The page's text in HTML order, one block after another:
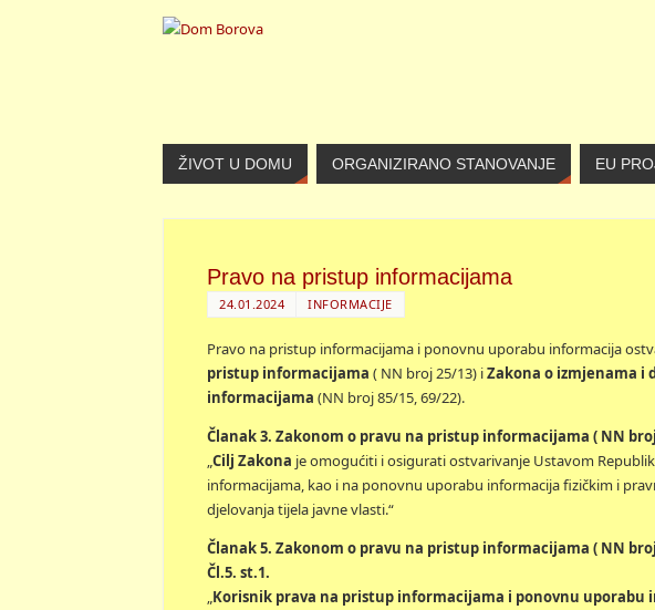
ŽIVOT U DOMU ORGANIZIRANO STANOVANJE EU
Pravo na pristup informacijama
24.01.2024 INFORMACIJE
Pravo na pristup informacijama i ponovnu uporabu informacija
pristup informacijama ( NN broj 25/13) iZakona o izmjenama i
informacijama (NN broj 85/15, 69/22).
Članak 3. Zakonom o pravu na pristup informacijama ( NN broj
„Cilj Zakona je omogućiti i osigurati ostvarivanje Ustavom
informacijama, kao i na ponovnu uporabu informacija fizičkim i
djelovanja tijela javne vlasti.“
Članak 5. Zakonom o pravu na pristup informacijama ( NN broj
Čl.5. st.1.
„Korisnik prava na pristup informacijama i ponovnu uporabu